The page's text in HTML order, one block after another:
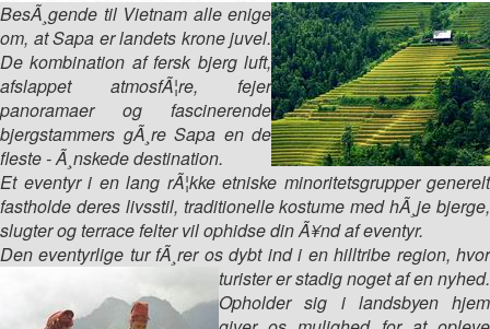
BesÃ¸gende til Vietnam alle enige
om, at Sapa er landets krone juvel.
De kombination af fersk bjerg luft,
afslappet atmosfÃ¦re, fejer
panoramaer og fascinerende
bjergstammers gÃ¸re Sapa en de
fleste - Ã¸nskede destination.
Et eventyr i en lang rÃ¦kke etniske minoritetsgrupper generelt
fastholde deres livsstil, traditionelle kostume med hÃ¸je bjerge,
slugter og terrace felter vil ophidse din Ã¥nd af eventyr.
Den eventyrlige tur fÃ¸rer os dybt ind i en hilltribe region, hvor
turister er stadig noget af en nyhed.
Opholder sig i landsbyen hjem